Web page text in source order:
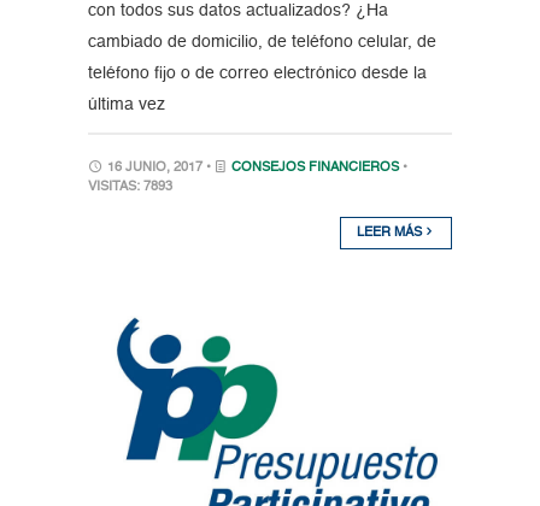
con todos sus datos actualizados? ¿Ha
cambiado de domicilio, de teléfono celular, de
teléfono fijo o de correo electrónico desde la
última vez
16 JUNIO, 2017 • CONSEJOS FINANCIEROS •
VISITAS: 7893
LEER MÁS